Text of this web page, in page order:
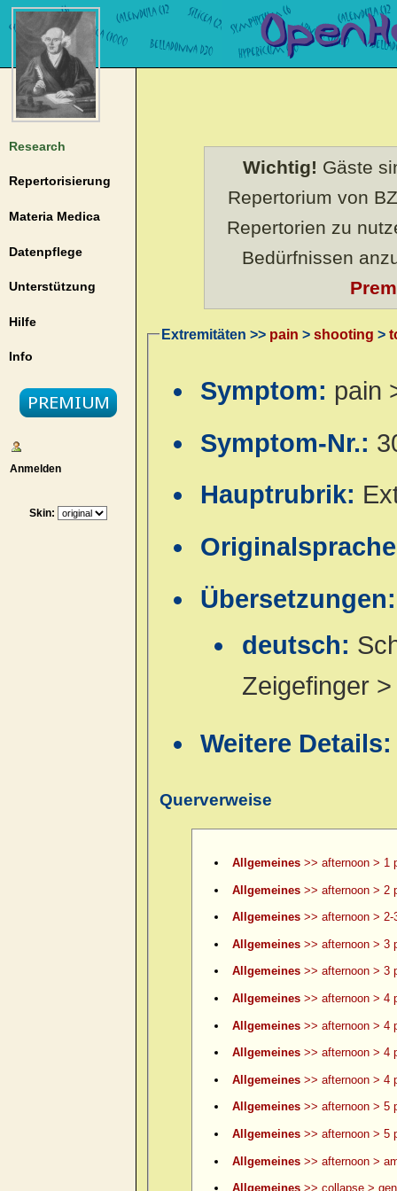
Research
Repertorisierung
Materia Medica
Datenpflege
Unterstützung
Hilfe
Info
Anmelden
Skin:
Wichtig! Gäste
Repertorium von
Repertorien zu
Bedürfnissen
Extremitäten >> pain > shooting >
Symptom: pain
Symptom-Nr.:
Hauptrubrik:
Übersetzungen:
deutsch:
Zeigefinger
Weitere
Querverweise
Allgemeines>> afternoon > 1
Allgemeines>> afternoon > 2
Allgemeines>> afternoon > 2-
Allgemeines>> afternoon > 3
Allgemeines>> afternoon > 3
Allgemeines>> afternoon > 4
Allgemeines>> afternoon > 4
Allgemeines>> afternoon > 4
Allgemeines>> afternoon > 4
Allgemeines>> afternoon > 5
Allgemeines>> afternoon > 5
Allgemeines>> afternoon >
Allgemeines>> collapse >